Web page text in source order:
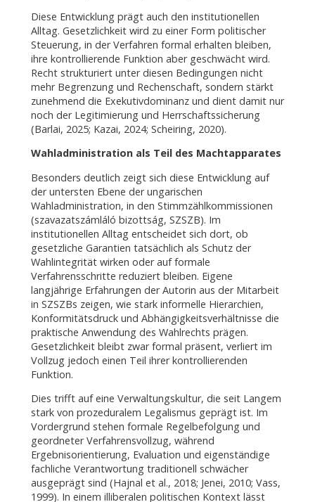
Diese Entwicklung prägt auch den institutionellen
Alltag. Gesetzlichkeit wird zu einer Form politischer
Steuerung, in der Verfahren formal erhalten bleiben,
ihre kontrollierende Funktion aber geschwächt wird.
Recht strukturiert unter diesen Bedingungen nicht
mehr Begrenzung und Rechenschaft, sondern stärkt
zunehmend die Exekutivdominanz und dient damit nur
noch der Legitimierung und Herrschaftssicherung
(Barlai, 2025; Kazai, 2024; Scheiring, 2020).
Wahladministration als Teil des Machtapparates
Besonders deutlich zeigt sich diese Entwicklung auf
der untersten Ebene der ungarischen
Wahladministration, in den Stimmzählkommissionen
(szavazatszámláló bizottság, SZSZB). Im
institutionellen Alltag entscheidet sich dort, ob
gesetzliche Garantien tatsächlich als Schutz der
Wahlintegrität wirken oder auf formale
Verfahrensschritte reduziert bleiben. Eigene
langjährige Erfahrungen der Autorin aus der Mitarbeit
in SZSZBs zeigen, wie stark informelle Hierarchien,
Konformitätsdruck und Abhängigkeitsverhältnisse die
praktische Anwendung des Wahlrechts prägen.
Gesetzlichkeit bleibt zwar formal präsent, verliert im
Vollzug jedoch einen Teil ihrer kontrollierenden
Funktion.
Dies trifft auf eine Verwaltungskultur, die seit Langem
stark von prozeduralem Legalismus geprägt ist. Im
Vordergrund stehen formale Regelbefolgung und
geordneter Verfahrensvollzug, während
Ergebnisorientierung, Evaluation und eigenständige
fachliche Verantwortung traditionell schwächer
ausgeprägt sind (Hajnal et al., 2018; Jenei, 2010; Vass,
1999). In einem illiberalen politischen Kontext lässt